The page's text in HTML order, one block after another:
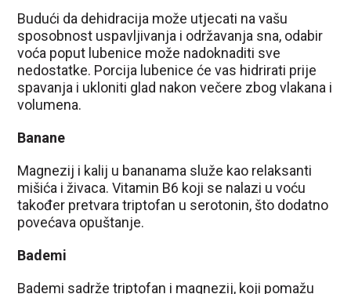
Budući da dehidracija može utjecati na vašu
sposobnost uspavljivanja i održavanja sna, odabir
voća poput lubenice može nadoknaditi sve
nedostatke. Porcija lubenice će vas hidrirati prije
spavanja i ukloniti glad nakon večere zbog vlakana i
volumena.
Banane
Magnezij i kalij u bananama služe kao relaksanti
mišića i živaca. Vitamin B6 koji se nalazi u voću
također pretvara triptofan u serotonin, što dodatno
povećava opuštanje.
Bademi
Bademi sadrže triptofan i magnezij, koji pomažu